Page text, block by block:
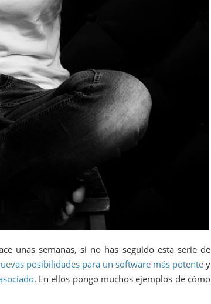
unas semanas, si no has seguido esta serie de
posibilidades para un software más potente y
. En ellos pongo muchos ejemplos de cómo